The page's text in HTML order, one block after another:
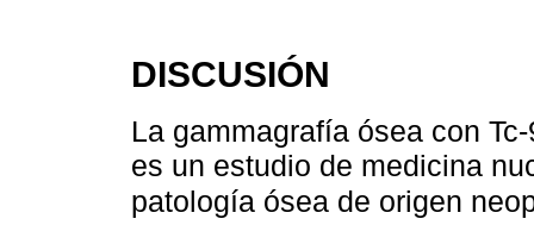
DISCUSIÓN
La gammagrafía ósea con
es un estudio de medicina
patología ósea de origen